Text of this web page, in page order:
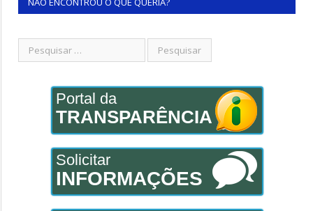
Portal da
TRANSPARÊNCIA
Solicitar
INFORMAÇÕES